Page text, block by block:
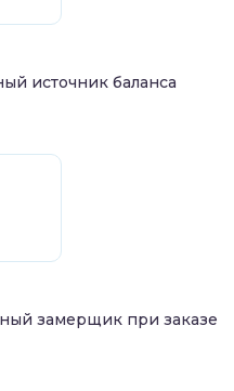
источник баланса
замерщик при заказе